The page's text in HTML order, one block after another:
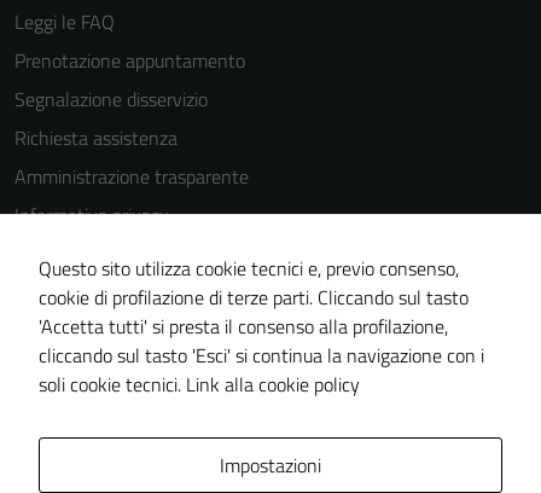
Leggi le FAQ
Prenotazione appuntamento
Segnalazione disservizio
Richiesta assistenza
Amministrazione trasparente
Informativa privacy
Cookie Policy
Note legali
Dichiarazione di accessibilità
Piano di miglioramento del sito
Questo sito utilizza cookie tecnici e, previo consenso,
cookie di profilazione di terze parti. Cliccando sul tasto
'Accetta tutti' si presta il consenso alla profilazione,
cliccando sul tasto 'Esci' si continua la navigazione con i
soli cookie tecnici. Link alla cookie policy
Impostazioni